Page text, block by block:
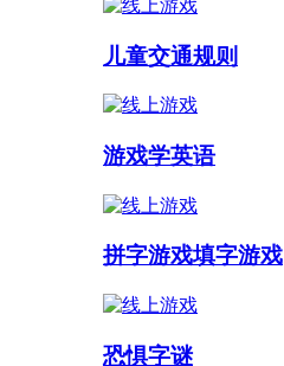
儿童交通规则
游戏学英语
拼字游戏填字游戏
恐惧字谜